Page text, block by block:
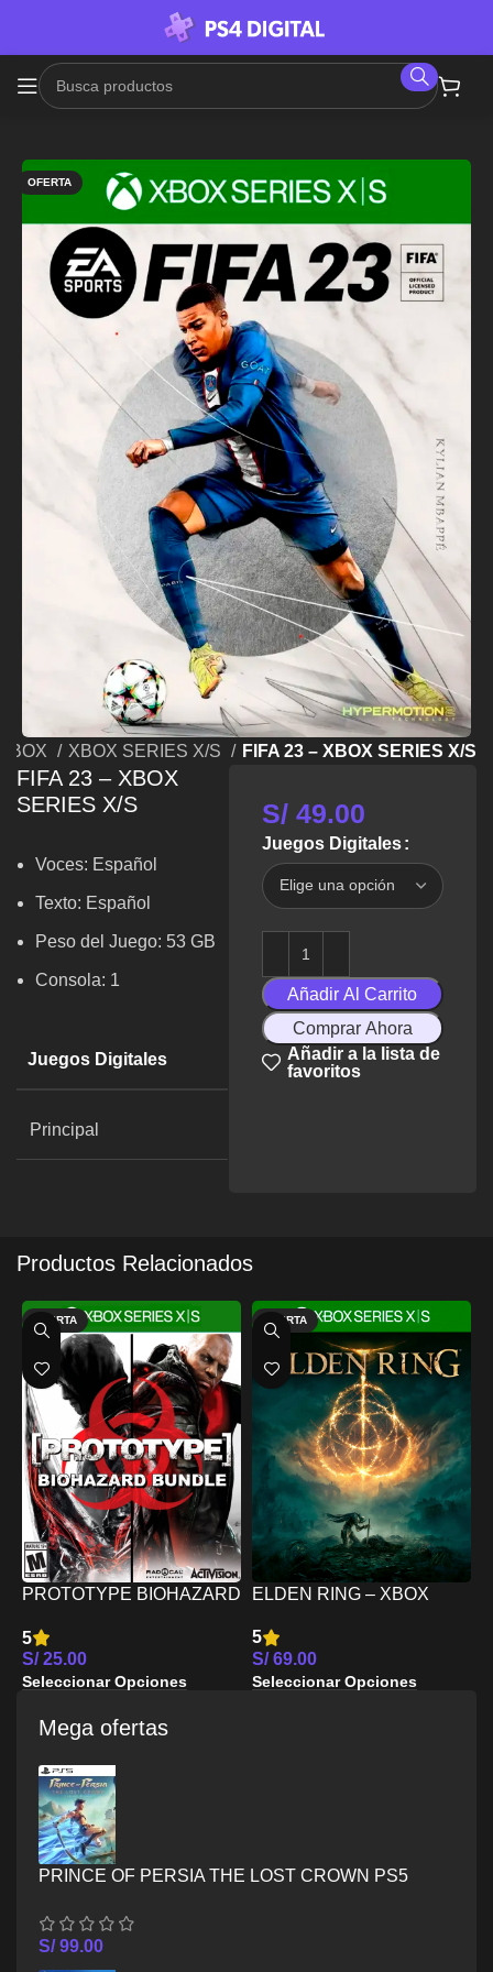
OFERTA
XBOX SERIES X/S FIFA 23 – XBOX SERIES X/S
FIFA 23 – XBOX
SERIES X/S
Voces: Español
Texto: Español
Peso del Juego: 53 GB
Consola: 1
Juegos Digitales
Principal
S/49.00
Juegos Digitales
Añadir Al Carrito
Comprar Ahora
Añadir a la lista de
favoritos
Productos Relacionados
OFERTA
PROTOTYPE BIOHAZARD
X/S
5
S/25.00
Seleccionar Opciones
OFERTA
ELDEN RING – XBOX
5
S/69.00
Seleccionar Opciones
Mega ofertas
PRINCE OF PERSIA THE LOST CROWN PS5
S/99.00